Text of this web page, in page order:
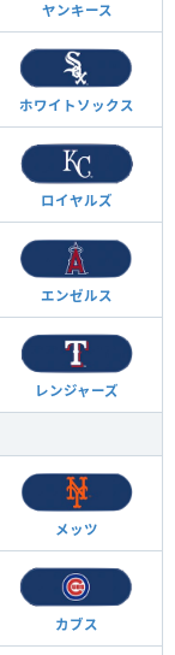
ヤンキース
ホワイトソックス
ロイヤルズ
エンゼルス
レンジャーズ
メッツ
カブス